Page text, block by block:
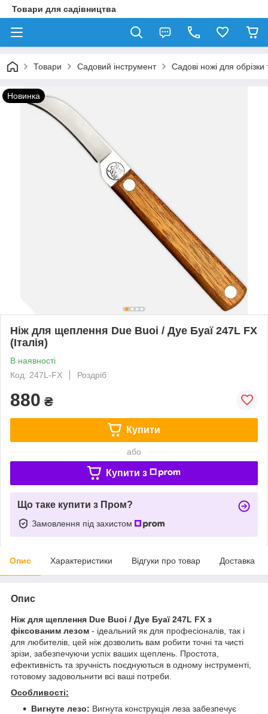
Товари для садівництва
Товари Садовий інструмент Садові ножі для
Новинка
Ніж для щеплення Due Buoi / Дуе Буаї 247L FX
(Італія)
В наявності
Код: 247L-FX
Роздріб
880 ₴
Купити
або
Купити з
Що таке купити з Пром?
Замовлення під захистом
Опис Характеристики Відгуки про товар Доставка
Опис
Ніж для щеплення Due Buoi / Дуе Буаї 247L FX з
фіксованим лезом - ідеальний як для професіоналів, так і
для любителів, цей ніж дозволить вам робити точні та чисті
зрізи, забезпечуючи успіх ваших щеплень. Простота,
ефективність та зручність поєднуються в одному інструменті,
готовому задовольнити всі ваші потреби.
Особливості:
Вигнуте лезо: Вигнута конструкція леза забезпечує